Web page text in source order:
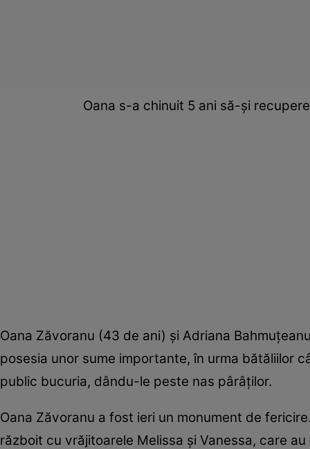
Oana s-a chinuit 5 ani să-şi
Oana Zăvoranu (43 de ani) şi Adriana
posesia unor sume importante, în urma bătăliilor
public bucuria, dându-le peste nas pârâţilor.
Oana Zăvoranu a fost ieri un monument de
războit cu vrăjitoarele Melissa şi Vanessa, care